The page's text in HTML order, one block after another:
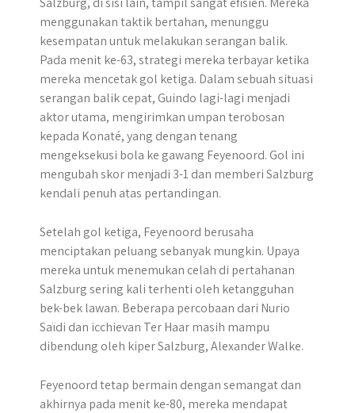
menggunakan taktik bertahan, menunggu
kesempatan untuk melakukan serangan balik.
Pada menit ke-63, strategi mereka terbayar ketika
mereka mencetak gol ketiga. Dalam sebuah situasi
serangan balik cepat, Guindo lagi-lagi menjadi
aktor utama, mengirimkan umpan terobosan
kepada Konaté, yang dengan tenang
mengeksekusi bola ke gawang Feyenoord. Gol ini
mengubah skor menjadi 3-1 dan memberi Salzburg
kendali penuh atas pertandingan.
Setelah gol ketiga, Feyenoord berusaha
menciptakan peluang sebanyak mungkin. Upaya
mereka untuk menemukan celah di pertahanan
Salzburg sering kali terhenti oleh ketangguhan
bek-bek lawan. Beberapa percobaan dari Nurio
Saïdi dan icchievan Ter Haar masih mampu
dibendung oleh kiper Salzburg, Alexander Walke.
Feyenoord tetap bermain dengan semangat dan
akhirnya pada menit ke-80, mereka mendapat